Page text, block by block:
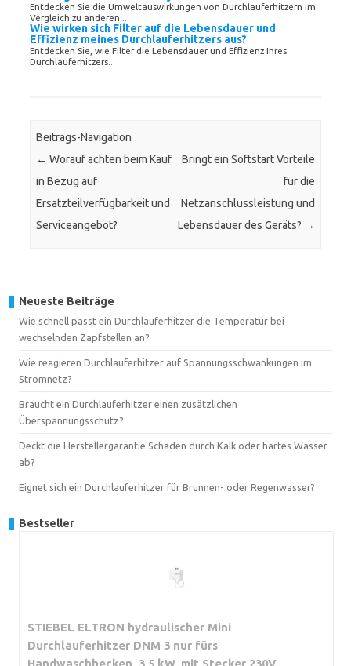
Entdecken Sie die Umweltauswirkungen von Durchlauferhitzern im
Vergleich zu anderen...
Wie wirken sich Filter auf die Lebensdauer und
Effizienz meines Durchlauferhitzers aus?
Entdecken Sie, wie Filter die Lebensdauer und Effizienz Ihres
Durchlauferhitzers...
Beitrags-Navigation
← Worauf achten beim Kauf
in Bezug auf
Ersatzteilverfügbarkeit und
Serviceangebot?
Bringt ein Softstart Vorteile
für die
Netzanschlussleistung und
Lebensdauer des Geräts? →
Neueste Beiträge
Wie schnell passt ein Durchlauferhitzer die Temperatur bei
wechselnden Zapfstellen an?
Wie reagieren Durchlauferhitzer auf Spannungsschwankungen im
Stromnetz?
Braucht ein Durchlauferhitzer einen zusätzlichen
Überspannungsschutz?
Deckt die Herstellergarantie Schäden durch Kalk oder hartes Wasser
ab?
Eignet sich ein Durchlauferhitzer für Brunnen- oder Regenwasser?
Bestseller
STIEBEL ELTRON hydraulischer Mini
Durchlauferhitzer DNM 3 nur fürs
Handwaschbecken, 3,5 kW, mit Stecker 230V,